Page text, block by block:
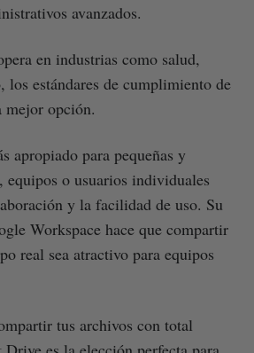
avanzados.
en industrias como salud,
los estándares de cumplimiento de
mejor opción.
apropiado para pequeñas y
equipos o usuarios individuales
y la facilidad de uso. Su
Workspace hace que compartir
real sea atractivo para equipos
tus archivos con total